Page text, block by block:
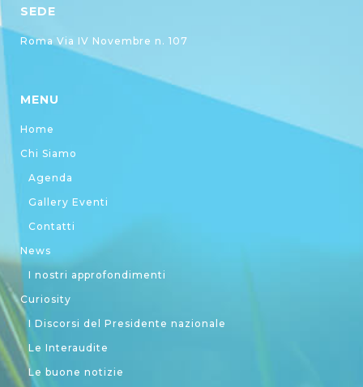
SEDE
Roma Via IV Novembre n. 107
MENU
Home
Chi Siamo
Agenda
Gallery Eventi
Contatti
News
I nostri approfondimenti
Curiosity
I Discorsi del Presidente nazionale
Le Interaudite
Le buone notizie